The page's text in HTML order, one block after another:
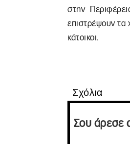
στην
επιστρέψουν τα
Σχόλια
Σου άρεσε